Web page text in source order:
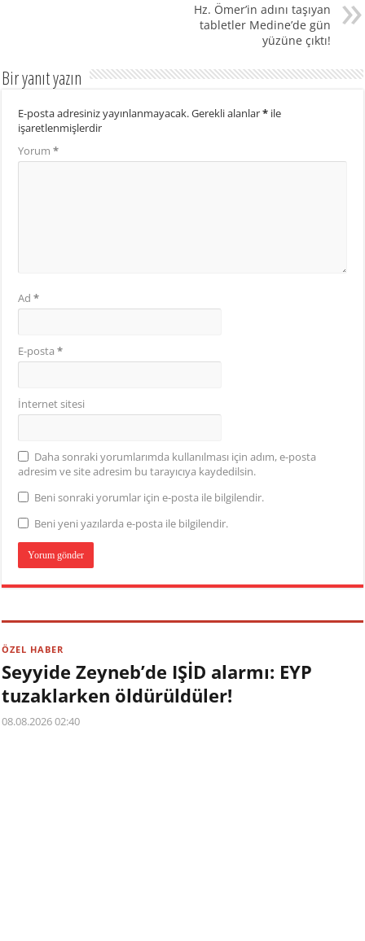
Hz. Ömer’in adını taşıyan
tabletler Medine’de gün
yüzüne çıktı!
Bir yanıt yazın
E-posta adresiniz yayınlanmayacak.Gerekli alanlar* ile
işaretlenmişlerdir
Yorum*
Ad*
E-posta*
İnternet sitesi
Daha sonraki yorumlarımda kullanılması için adım, e-posta
adresim ve site adresim bu tarayıcıya kaydedilsin.
Beni sonraki yorumlar için e-posta ile bilgilendir.
Beni yeni yazılarda e-posta ile bilgilendir.
ÖZEL HABER
Seyyide Zeyneb’de IŞİD alarmı: EYP
tuzaklarken öldürüldüler!
08.08.2026 02:40